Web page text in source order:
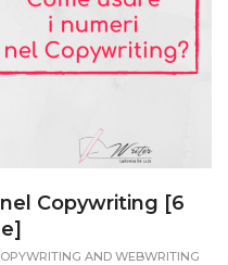
Copywriting [6
AND WEBWRITING